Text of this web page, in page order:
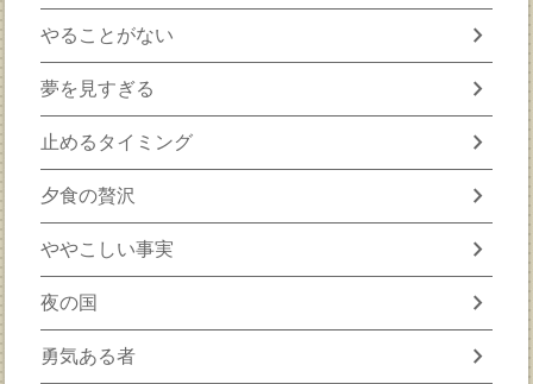
やることがない chevron_right
夢を見すぎる chevron_right
止めるタイミング chevron_right
夕食の贅沢 chevron_right
ややこしい事実 chevron_right
夜の国 chevron_right
勇気ある者 chevron_right